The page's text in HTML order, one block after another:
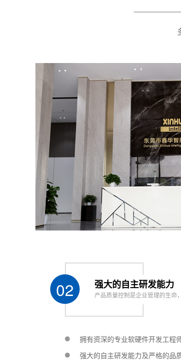
来料感应Incoming induction
传动方式Transmission mode
计量方式Measurement mode
混合方式Mixed mode
储胶方式Glue storage mode
操作方式Operation mode
放固化功能Radiation curing function
输入电源 Input power
外型尺寸Overall dimension
重量 Weight
02 强大的自主研发能力
产品质量控制是企业管理的生命
拥有资深的专业软硬件开发工程
强大的自主研发能力及严格的品